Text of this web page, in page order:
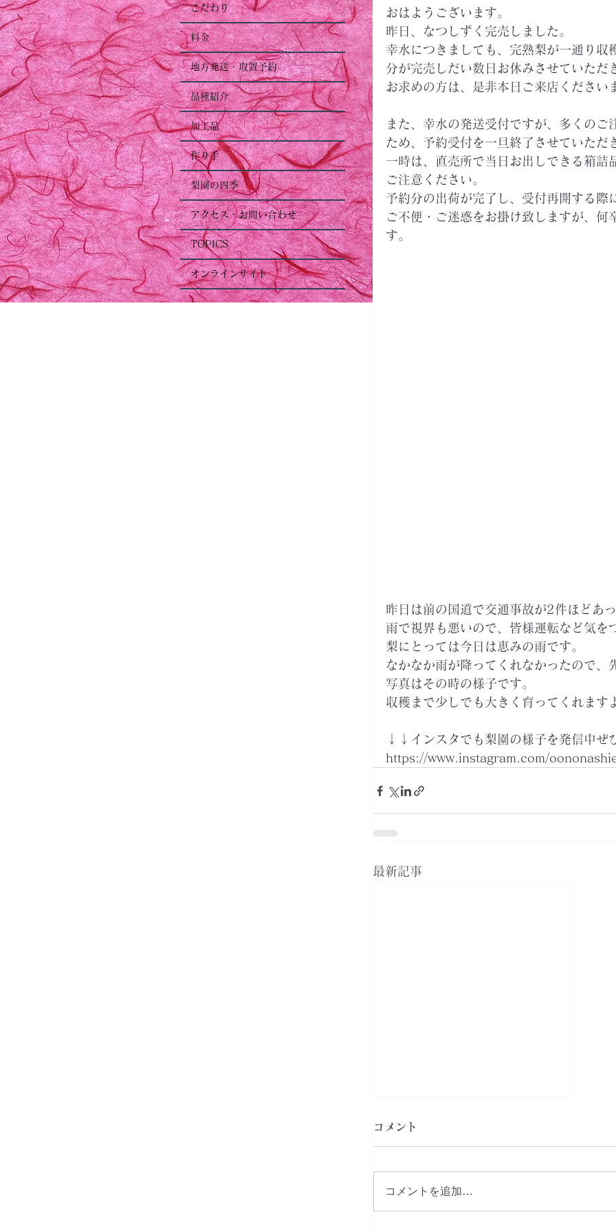
おはようございます。
昨日、なつしずく完売しました。
幸水につきましても、完熟梨が一通り収
分が完売しだい数日お休みさせていただ
お求めの方は、是非本日ご来店ください
また、幸水の発送受付ですが、多くのご
ため、予約受付を一旦終了させていただ
一時は、直売所で当日お出しできる箱詰
ご注意ください。
予約分の出荷が完了し、受付再開する際
ご不便・ご迷惑をお掛け致しますが、何
す。
昨日は前の国道で交通事故が2件ほどあっ
雨で視界も悪いので、皆様運転など気を
梨にとっては今日は恵みの雨です。
なかなか雨が降ってくれなかったので、
写真はその時の様子です。
収穫まで少しでも大きく育ってくれます
↓↓インスタでも梨園の様子を発信中ぜ
https://www.instagram.com/
最新記事
コメント
コメントを追加…
こだわり
料金
地方発送・取置予約
品種紹介
加工品
作り手
梨園の四季
アクセス・お問い合わせ
TOPICS
オンラインサイト